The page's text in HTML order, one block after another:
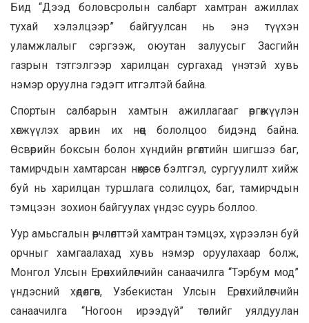
Бид “Дээд боловсролын салбарт хамтран ажиллах
тухай хэлэлцээр” байгуулсан нь энэ түүхэн
уламжлалыг сэргээж, оюутан залуусыг Засгийн
газрын тэтгэлгээр харилцан сургахад үнэтэй хувь
нэмэр оруулна гэдэгт итгэлтэй байна.
Спортын салбарын хамтын ажиллагааг өргөжүүлэн
хөгжүүлэх арвин их нөөц бололцоо бидэнд байна.
Өсвөрийн боксын болон хүндийн өргөлтийн шигшээ баг,
тамирчдын хамтарсан нөхөрсөг бэлтгэл, сургуулилт хийж
буй нь харилцан туршлага солилцох, баг, тамирчдын
тэмцээн зохион байгуулах үндэс суурь боллоо.
Уур амьсгалын өөрчлөлттэй хамтран тэмцэх, хүрээлэн буй
орчныг хамгаалахад хувь нэмэр оруулахаар болж,
Монгол Улсын Ерөнхийлөгчийн санаачилга “Тэрбум мод”
үндэсний хөдөлгөөн, Узбекистан Улсын Ерөнхийлөгчийн
санаачилга “Ногоон ирээдүй” төслийг уялдуулан